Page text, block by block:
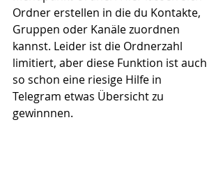
Ordner erstellen in die du Kontakte,
Gruppen oder Kanäle zuordnen
kannst. Leider ist die Ordnerzahl
limitiert, aber diese Funktion ist auch
so schon eine riesige Hilfe in
Telegram etwas Übersicht zu
gewinnnen.